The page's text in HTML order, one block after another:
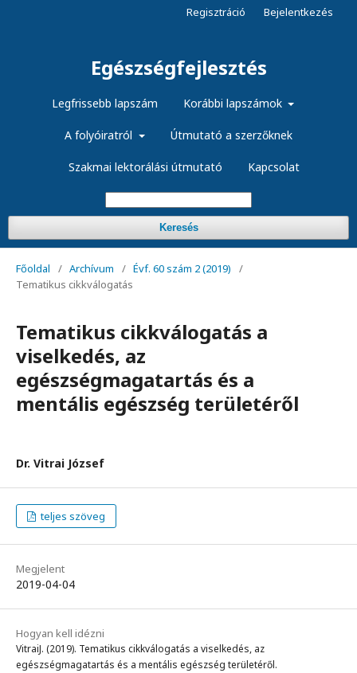
Egészségfejlesztés
Legfrissebb lapszám Korábbi lapszámok
A folyóiratról Útmutató a szerzőknek
Szakmai lektorálási útmutató Kapcsolat
Keresés
Regisztráció Bejelentkezés
Főoldal / Archívum / Évf. 60 szám 2 (2019)
/
Tematikus cikkválogatás
Tematikus cikkválogatás a
viselkedés, az
egészségmagatartás és a
mentális egészség területéről
Dr. Vitrai József
teljes szöveg
Megjelent
2019-04-04
Hogyan kell idézni
VitraiJ. (2019). Tematikus cikkválogatás a viselkedés, az
egészségmagatartás és a mentális egészség területéről.